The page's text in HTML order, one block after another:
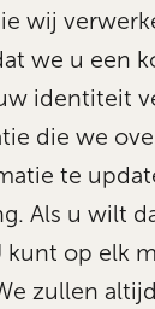
wij
we u een
identiteit
die we
te
Als u wilt
op elk
zullen